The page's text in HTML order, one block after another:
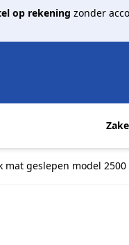
op rekening zonder
mat geslepen model 2500